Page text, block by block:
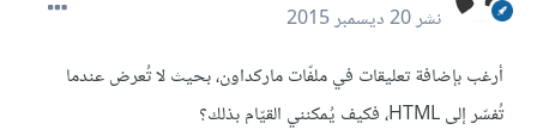
نشر20 ديسمبر 2015
أرغب بإضافة تعليقات في ملفّات ماركداون، بحيث لا تُعرض عندما
تُفسّر إلى HTML، فكيف يُمكنني القيّام بذلك؟